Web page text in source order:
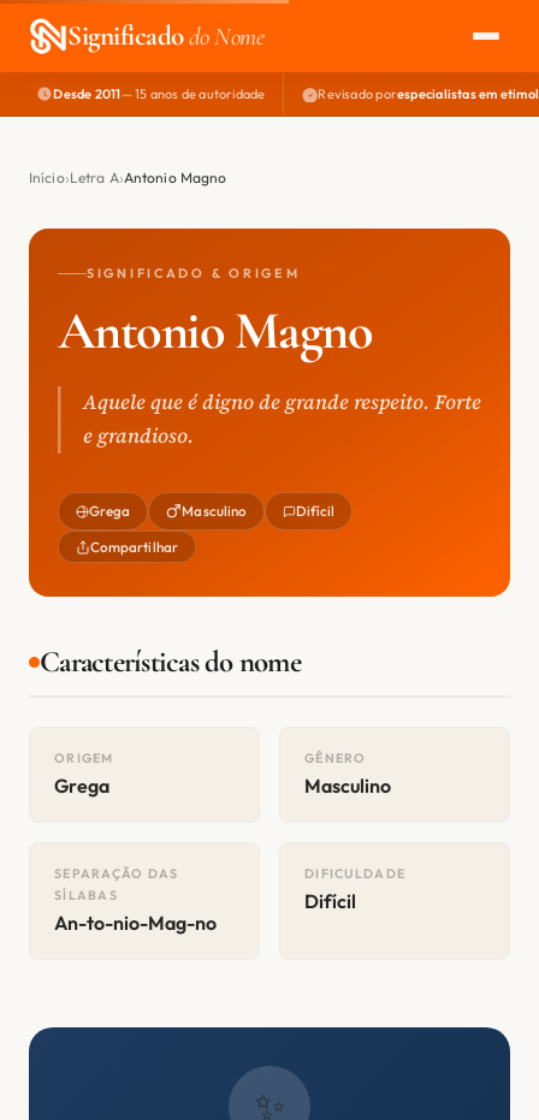
Significadodo Nome
EXPLORAR
NOME PERFEITO
Desde 2011— 15 anos de autoridade Revisado porespecialistas em
Início Letra A Antonio Magno
SIGNIFICADO & ORIGEM
Antonio Magno
Aquele que é digno de grande respeito. Forte
e grandioso.
Grega Masculino Difícil
Compartilhar
Características do nome
ORIGEM
Grega
GÊNERO
Masculino
SEPARAÇÃO DAS
SÍLABAS
An-to-nio-Mag-no
DIFICULDADE
Difícil
✨